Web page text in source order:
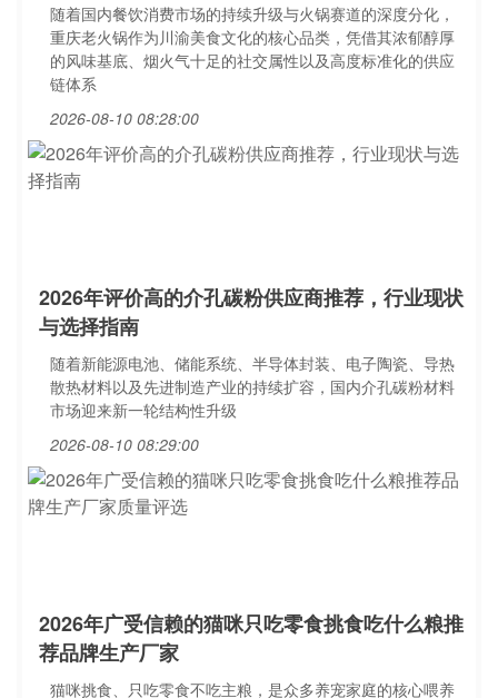
随着国内餐饮消费市场的持续升级与火锅赛道的深度分化，
重庆老火锅作为川渝美食文化的核心品类，凭借其浓郁醇厚
的风味基底、烟火气十足的社交属性以及高度标准化的供应
链体系
2026-08-10 08:28:00
2026年评价高的介孔碳粉供应商推荐，行业现状
与选择指南
随着新能源电池、储能系统、半导体封装、电子陶瓷、导热
散热材料以及先进制造产业的持续扩容，国内介孔碳粉材料
市场迎来新一轮结构性升级
2026-08-10 08:29:00
2026年广受信赖的猫咪只吃零食挑食吃什么粮推
荐品牌生产厂家
猫咪挑食、只吃零食不吃主粮，是众多养宠家庭的核心喂养